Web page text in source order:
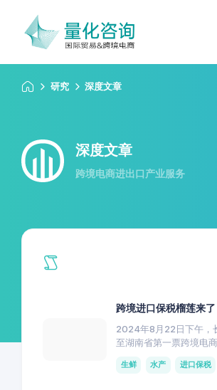
研究 深度文章
深度文章
跨境电商进出口产业服务
跨境进口保税榴莲来
2024年8月22日下午，
至湖南省第一票跨境电
生鲜 水产 进口保税